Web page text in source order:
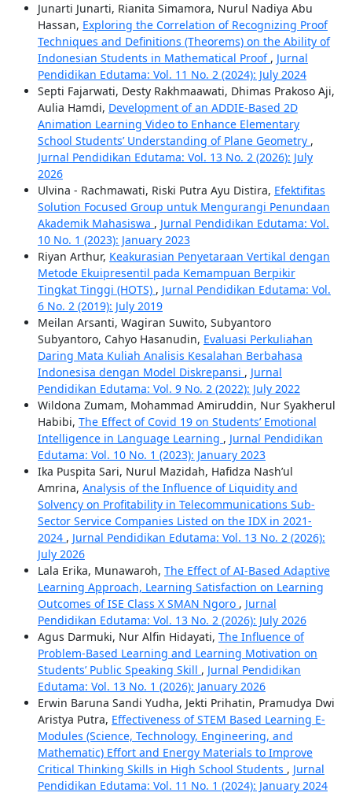
Junarti Junarti, Rianita Simamora, Nurul Nadiya Abu
Hassan, Exploring the Correlation of Recognizing Proof
Techniques and Definitions (Theorems) on the Ability of
Indonesian Students in Mathematical Proof , Jurnal
Pendidikan Edutama: Vol. 11 No. 2 (2024): July 2024
Septi Fajarwati, Desty Rakhmaawati, Dhimas Prakoso Aji,
Aulia Hamdi, Development of an ADDIE-Based 2D
Animation Learning Video to Enhance Elementary
School Students’ Understanding of Plane Geometry ,
Jurnal Pendidikan Edutama: Vol. 13 No. 2 (2026): July
2026
Ulvina - Rachmawati, Riski Putra Ayu Distira, Efektifitas
Solution Focused Group untuk Mengurangi Penundaan
Akademik Mahasiswa , Jurnal Pendidikan Edutama: Vol.
10 No. 1 (2023): January 2023
Riyan Arthur, Keakurasian Penyetaraan Vertikal dengan
Metode Ekuipresentil pada Kemampuan Berpikir
Tingkat Tinggi (HOTS) , Jurnal Pendidikan Edutama: Vol.
6 No. 2 (2019): July 2019
Meilan Arsanti, Wagiran Suwito, Subyantoro
Subyantoro, Cahyo Hasanudin, Evaluasi Perkuliahan
Daring Mata Kuliah Analisis Kesalahan Berbahasa
Indonesisa dengan Model Diskrepansi , Jurnal
Pendidikan Edutama: Vol. 9 No. 2 (2022): July 2022
Wildona Zumam, Mohammad Amiruddin, Nur Syakherul
Habibi, The Effect of Covid 19 on Students’ Emotional
Intelligence in Language Learning , Jurnal Pendidikan
Edutama: Vol. 10 No. 1 (2023): January 2023
Ika Puspita Sari, Nurul Mazidah, Hafidza Nash’ul
Amrina, Analysis of the Influence of Liquidity and
Solvency on Profitability in Telecommunications Sub-
Sector Service Companies Listed on the IDX in 2021-
2024 , Jurnal Pendidikan Edutama: Vol. 13 No. 2 (2026):
July 2026
Lala Erika, Munawaroh, The Effect of AI-Based Adaptive
Learning Approach, Learning Satisfaction on Learning
Outcomes of ISE Class X SMAN Ngoro , Jurnal
Pendidikan Edutama: Vol. 13 No. 2 (2026): July 2026
Agus Darmuki, Nur Alfin Hidayati, The Influence of
Problem-Based Learning and Learning Motivation on
Students’ Public Speaking Skill , Jurnal Pendidikan
Edutama: Vol. 13 No. 1 (2026): January 2026
Erwin Baruna Sandi Yudha, Jekti Prihatin, Pramudya Dwi
Aristya Putra, Effectiveness of STEM Based Learning E-
Modules (Science, Technology, Engineering, and
Mathematic) Effort and Energy Materials to Improve
Critical Thinking Skills in High School Students , Jurnal
Pendidikan Edutama: Vol. 11 No. 1 (2024): January 2024